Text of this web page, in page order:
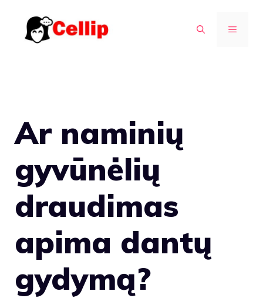
turinio
MENIU
Ar naminių
gyvūnėlių
draudimas
apima dantų
gydymą?